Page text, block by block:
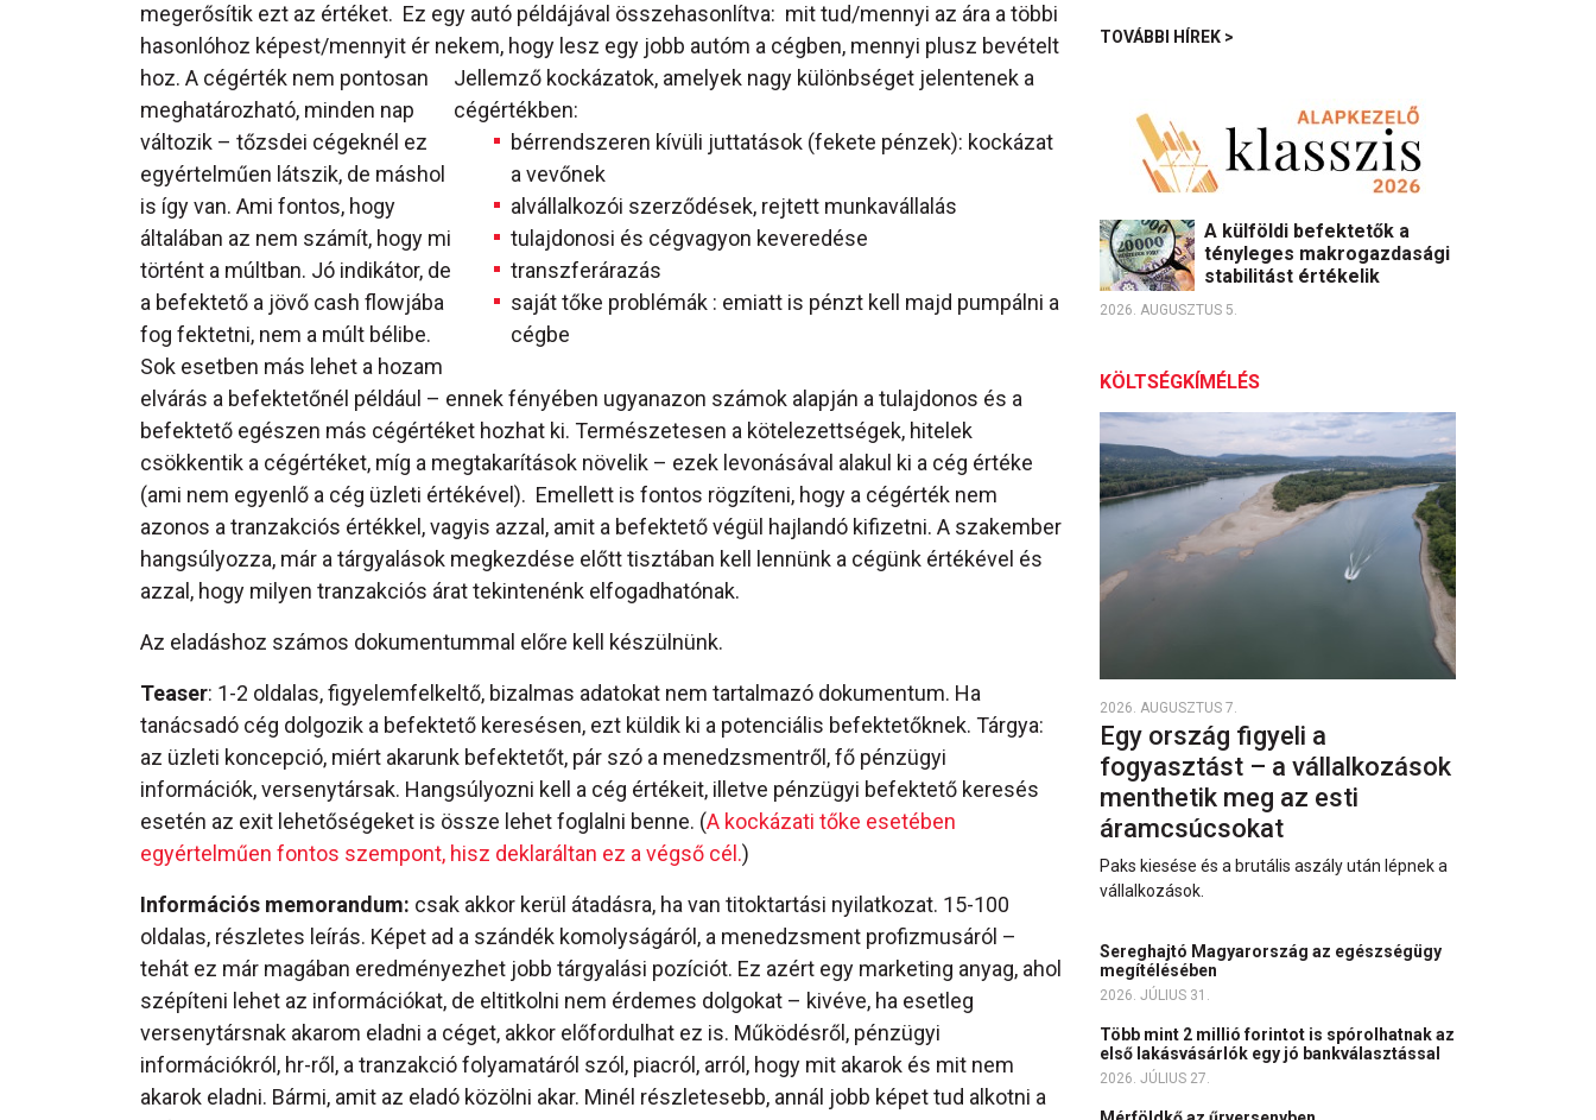
megerősítik ezt az értéket. Ez egy autó példájával összehasonlítva: mit tud/mennyi az ára a többi
hasonlóhoz képest/mennyit ér nekem, hogy lesz egy jobb autóm a cégben, mennyi plusz bevételt
hoz.
Jellemző kockázatok, amelyek nagy különbséget jelentenek a
cégértékben:
bérrendszeren kívüli juttatások (fekete pénzek): kockázat
a vevőnek
alvállalkozói szerződések, rejtett munkavállalás
tulajdonosi és cégvagyon keveredése
transzferárazás
saját tőke problémák : emiatt is pénzt kell majd pumpálni a
cégbe
A cégérték nem pontosan
meghatározható, minden nap
változik – tőzsdei cégeknél ez
egyértelműen látszik, de máshol
is így van. Ami fontos, hogy
általában az nem számít, hogy mi
történt a múltban. Jó indikátor, de
a befektető a jövő cash flowjába
fog fektetni, nem a múlt bélibe.
Sok esetben más lehet a hozam
elvárás a befektetőnél például – ennek fényében ugyanazon számok alapján a tulajdonos és a
befektető egészen más cégértéket hozhat ki. Természetesen a kötelezettségek, hitelek
csökkentik a cégértéket, míg a megtakarítások növelik – ezek levonásával alakul ki a cég értéke
(ami nem egyenlő a cég üzleti értékével). Emellett is fontos rögzíteni, hogy a cégérték nem
azonos a tranzakciós értékkel, vagyis azzal, amit a befektető végül hajlandó kifizetni. A szakember
hangsúlyozza, már a tárgyalások megkezdése előtt tisztában kell lennünk a cégünk értékével és
azzal, hogy milyen tranzakciós árat tekintenénk elfogadhatónak.
Az eladáshoz számos dokumentummal előre kell készülnünk.
Teaser: 1-2 oldalas, figyelemfelkeltő, bizalmas adatokat nem tartalmazó dokumentum. Ha
tanácsadó cég dolgozik a befektető keresésen, ezt küldik ki a potenciális befektetőknek. Tárgya:
az üzleti koncepció, miért akarunk befektetőt, pár szó a menedzsmentről, fő pénzügyi
információk, versenytársak. Hangsúlyozni kell a cég értékeit, illetve pénzügyi befektető keresés
esetén az exit lehetőségeket is össze lehet foglalni benne. (A kockázati tőke esetében
egyértelműen fontos szempont, hisz deklaráltan ez a végső cél.)
Információs memorandum: csak akkor kerül átadásra, ha van titoktartási nyilatkozat. 15-100
oldalas, részletes leírás. Képet ad a szándék komolyságáról, a menedzsment profizmusáról –
tehát ez már magában eredményezhet jobb tárgyalási pozíciót. Ez azért egy marketing anyag, ahol
szépíteni lehet az információkat, de eltitkolni nem érdemes dolgokat – kivéve, ha esetleg
versenytársnak akarom eladni a céget, akkor előfordulhat ez is. Működésről, pénzügyi
információkról, hr-ről, a tranzakció folyamatáról szól, piacról, arról, hogy mit akarok és mit nem
akarok eladni. Bármi, amit az eladó közölni akar. Minél részletesebb, annál jobb képet tud alkotni a
TOVÁBBI HÍREK >
A külföldi befektetők a
tényleges makrogazdasági
stabilitást értékelik
2026. AUGUSZTUS 5.
KÖLTSÉGKÍMÉLÉS
2026. AUGUSZTUS 7.
Egy ország figyeli a
fogyasztást – a vállalkozások
menthetik meg az esti
áramcsúcsokat
Paks kiesése és a brutális aszály után lépnek a
vállalkozások.
Sereghajtó Magyarország az egészségügy
megítélésében
2026. JÚLIUS 31.
Több mint 2 millió forintot is spórolhatnak az
első lakásvásárlók egy jó bankválasztással
2026. JÚLIUS 27.